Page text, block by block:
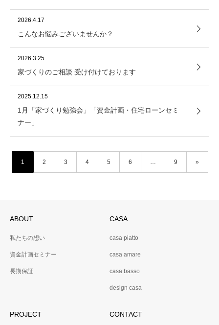
2026.4.17
こんなお悩みございませんか？
2026.3.25
家づくりのご相談 受け付けております
2025.12.15
1月「家づくり勉強会」「資金計画・住宅ローンセミ
ナー」
1 2 3 4 5 6 … 9 »
ABOUT
私たちの想い
資金計画セミナー
長期保証
CASA
casa piatto
casa amare
casa basso
design casa
PROJECT CONTACT